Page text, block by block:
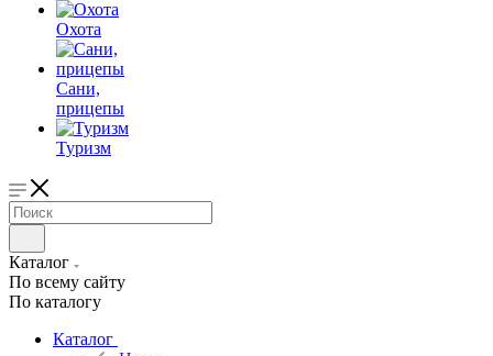
Охота
Сани,
прицепы
Туризм
Каталог
По всему сайту
По каталогу
Каталог